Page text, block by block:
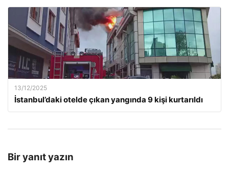
13/12/2025
İstanbul’daki otelde çıkan yangında 9 kişi kurtarıldı
Bir yanıt yazın